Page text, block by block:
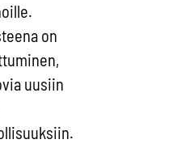
on
uusiin